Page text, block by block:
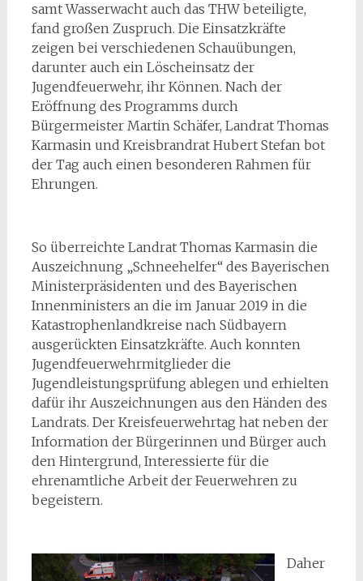
samt Wasserwacht auch das THW beteiligte,
fand großen Zuspruch. Die Einsatzkräfte
zeigen bei verschiedenen Schauübungen,
darunter auch ein Löscheinsatz der
Jugendfeuerwehr, ihr Können. Nach der
Eröffnung des Programms durch
Bürgermeister Martin Schäfer, Landrat Thomas
Karmasin und Kreisbrandrat Hubert Stefan bot
der Tag auch einen besonderen Rahmen für
Ehrungen.
So überreichte Landrat Thomas Karmasin die
Auszeichnung „Schneehelfer“ des Bayerischen
Ministerpräsidenten und des Bayerischen
Innenministers an die im Januar 2019 in die
Katastrophenlandkreise nach Südbayern
ausgerückten Einsatzkräfte. Auch konnten
Jugendfeuerwehrmitglieder die
Jugendleistungsprüfung ablegen und erhielten
dafür ihr Auszeichnungen aus den Händen des
Landrats. Der Kreisfeuerwehrtag hat neben der
Information der Bürgerinnen und Bürger auch
den Hintergrund, Interessierte für die
ehrenamtliche Arbeit der Feuerwehren zu
begeistern.
Daher